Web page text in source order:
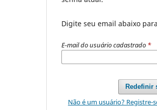
Digite seu email abaixo
E-mail do usuário cadastrado *
Redefinir
Não é um usuário? Registre-